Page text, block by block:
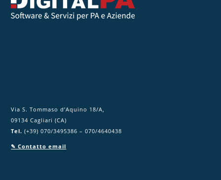
c
a
Via S. Tommaso d’Aquino 18/A,
09134 Cagliari (CA)
Tel. (+39) 070/3495386 – 070/4640438
✎ Contatto email